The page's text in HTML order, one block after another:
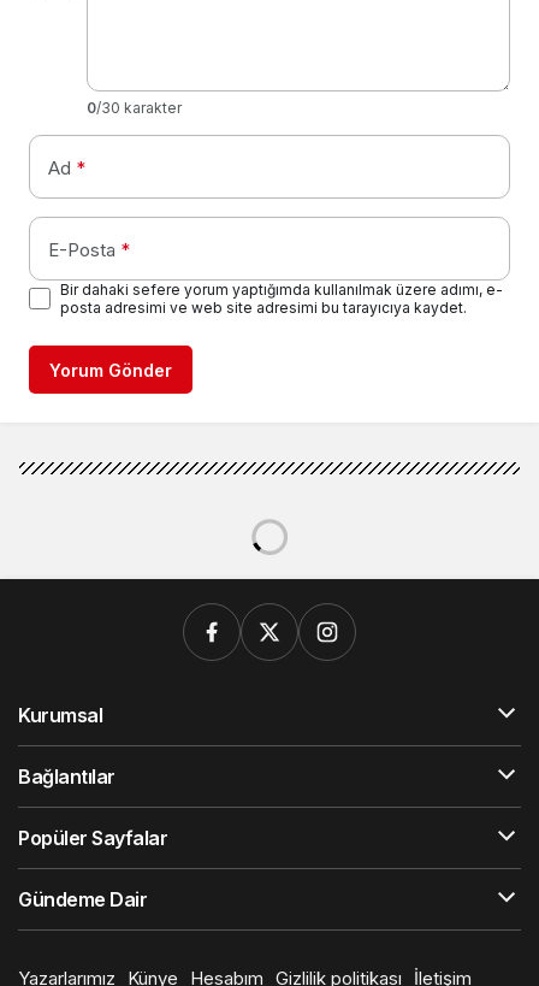
0/30 karakter
Ad *
E-Posta *
Bir dahaki sefere yorum yaptığımda kullanılmak üzere adımı, e-
posta adresimi ve web site adresimi bu tarayıcıya kaydet.
Yorum Gönder
Kurumsal
Bağlantılar
Popüler Sayfalar
Gündeme Dair
Yazarlarımız Künye Hesabım Gizlilik politikası İletişim